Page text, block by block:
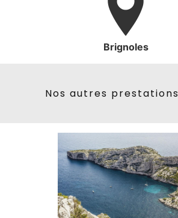
Brignoles
Nos autres prestations